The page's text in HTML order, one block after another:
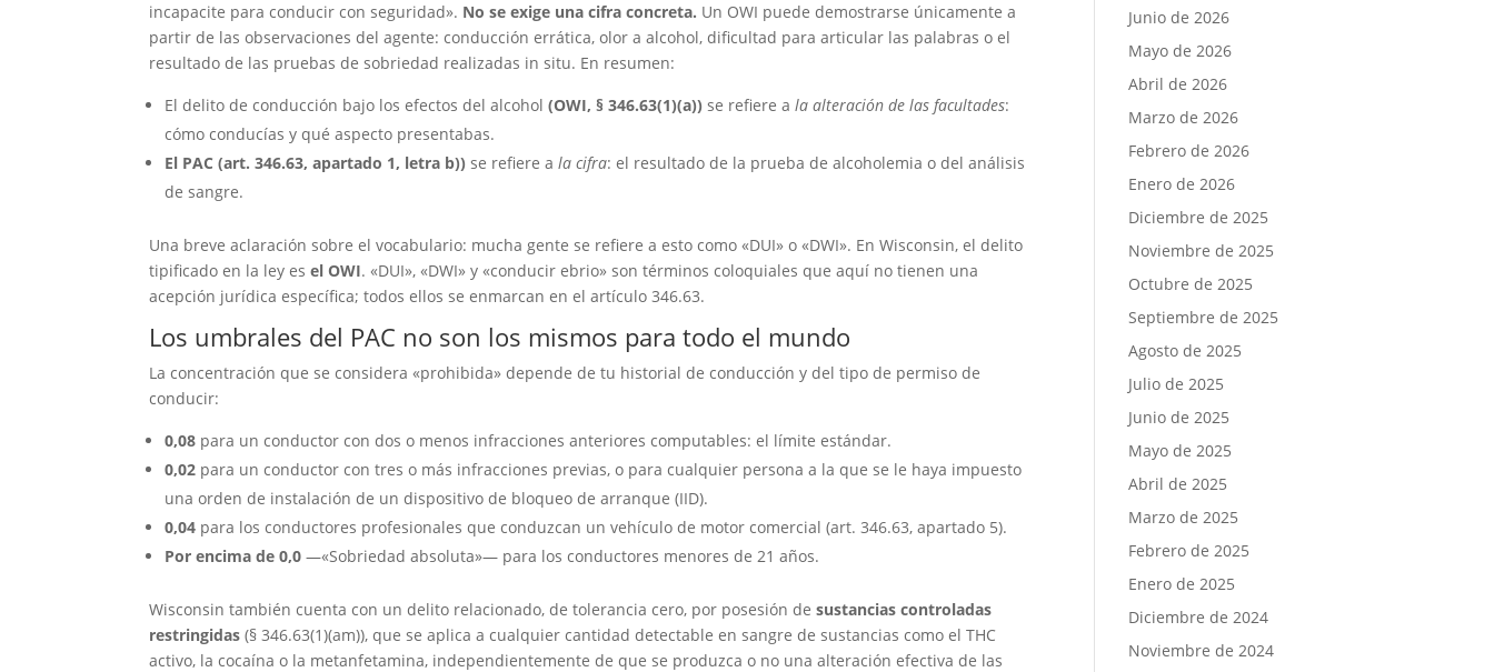
incapacite para conducir con seguridad». No se exige una cifra concreta. Un OWI puede demostrarse únicamente a
partir de las observaciones del agente: conducción errática, olor a alcohol, dificultad para articular las palabras o el
resultado de las pruebas de sobriedad realizadas in situ. En resumen:
El delito de conducción bajo los efectos del alcohol(OWI, § 346.63(1)(a)) se refiere ala alteración de las facultades:
cómo conducías y qué aspecto presentabas.
El PAC (art. 346.63, apartado 1, letra b)) se refiere ala cifra: el resultado de la prueba de alcoholemia o del análisis
de sangre.
Una breve aclaración sobre el vocabulario: mucha gente se refiere a esto como «DUI» o «DWI». En Wisconsin, el delito
tipificado en la ley esel OWI. «DUI», «DWI» y «conducir ebrio» son términos coloquiales que aquí no tienen una
acepción jurídica específica; todos ellos se enmarcan en el artículo 346.63.
Los umbrales del PAC no son los mismos para todo el mundo
La concentración que se considera «prohibida» depende de tu historial de conducción y del tipo de permiso de
conducir:
0,08 para un conductor con dos o menos infracciones anteriores computables: el límite estándar.
0,02 para un conductor con tres o más infracciones previas, o para cualquier persona a la que se le haya impuesto
una orden de instalación de un dispositivo de bloqueo de arranque (IID).
0,04 para los conductores profesionales que conduzcan un vehículo de motor comercial (art. 346.63, apartado 5).
Por encima de 0,0 —«Sobriedad absoluta»— para los conductores menores de 21 años.
Wisconsin también cuenta con un delito relacionado, de tolerancia cero, por posesión desustancias controladas
restringidas (§ 346.63(1)(am)), que se aplica a cualquier cantidad detectable en sangre de sustancias como el THC
activo, la cocaína o la metanfetamina, independientemente de que se produzca o no una alteración efectiva de las
Junio de 2026
Mayo de 2026
Abril de 2026
Marzo de 2026
Febrero de 2026
Enero de 2026
Diciembre de 2025
Noviembre de 2025
Octubre de 2025
Septiembre de 2025
Agosto de 2025
Julio de 2025
Junio de 2025
Mayo de 2025
Abril de 2025
Marzo de 2025
Febrero de 2025
Enero de 2025
Diciembre de 2024
Noviembre de 2024